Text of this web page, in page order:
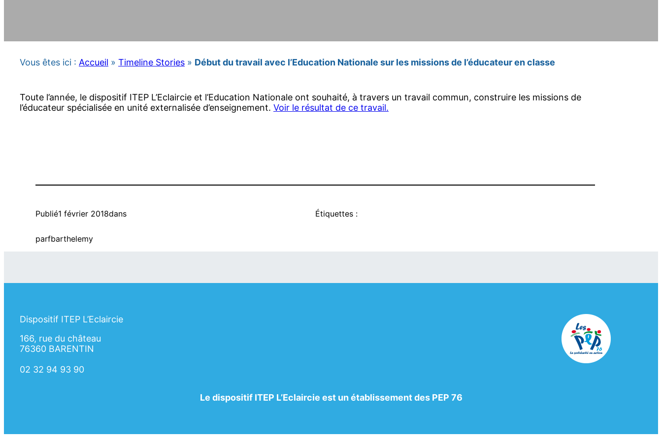
Vous êtes ici : Accueil » Timeline Stories » Début du travail avec l’Education Nationale sur les missions de l’éducateur en classe
Toute l’année, le dispositif ITEP L’Eclaircie et l’Education Nationale ont souhaité, à travers un travail commun, construire les missions de
l’éducateur spécialisée en unité externalisée d’enseignement. Voir le résultat de ce travail.
Publié1 février 2018dans
parfbarthelemy
Étiquettes :
Dispositif ITEP L’Eclaircie
166, rue du château
76360 BARENTIN
02 32 94 93 90
Le dispositif ITEP L’Eclaircie est un établissement des PEP 76